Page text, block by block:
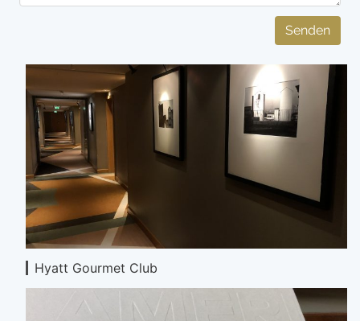
Senden
Hyatt Gourmet Club